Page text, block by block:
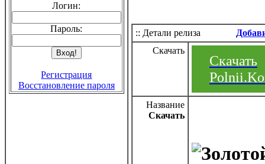
Логин:
Пароль:
Регистрация
Восстановление пароля
:: Детали релиза
Скачать
Скачать
Название
Скачать